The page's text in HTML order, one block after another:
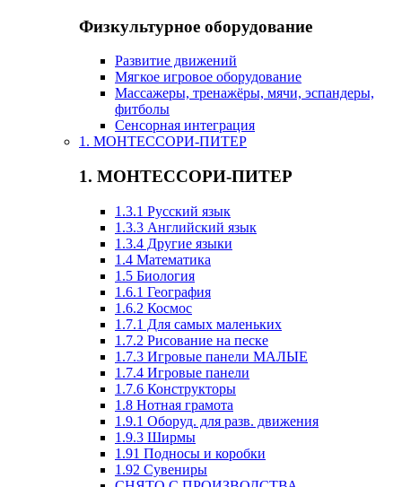
Физкультурное оборудование
Развитие движений
Мягкое игровое оборудование
Массажеры, тренажёры, мячи, эспандеры,
фитболы
Сенсорная интеграция
1. МОНТЕССОРИ-ПИТЕР
1. МОНТЕССОРИ-ПИТЕР
1.3.1 Русский язык
1.3.3 Английский язык
1.3.4 Другие языки
1.4 Математика
1.5 Биология
1.6.1 География
1.6.2 Космос
1.7.1 Для самых маленьких
1.7.2 Рисование на песке
1.7.3 Игровые панели МАЛЫЕ
1.7.4 Игровые панели
1.7.6 Конструкторы
1.8 Нотная грамота
1.9.1 Оборуд. для разв. движения
1.9.3 Ширмы
1.91 Подносы и коробки
1.92 Сувениры